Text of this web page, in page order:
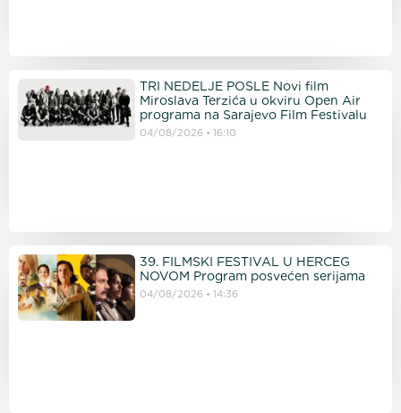
TRI NEDELJE POSLE Novi film
Miroslava Terzića u okviru Open Air
programa na Sarajevo Film Festivalu
04/08/2026 16:10
39. FILMSKI FESTIVAL U HERCEG
NOVOM Program posvećen serijama
04/08/2026 14:36